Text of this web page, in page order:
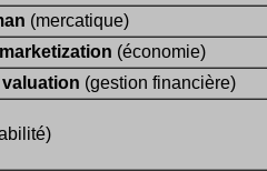
(mercatique)
(économie)
(gestion financière)